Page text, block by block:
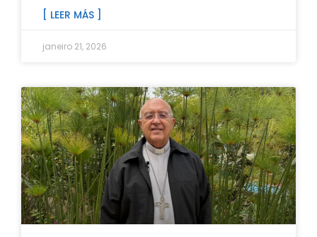
[ LEER MÁS ]
janeiro 21, 2026